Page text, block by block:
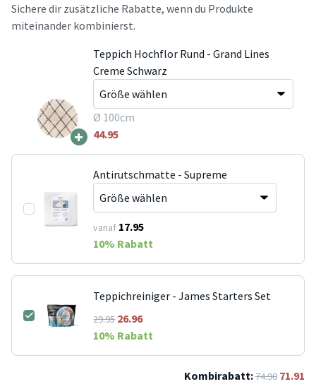
Sichere dir zusätzliche Rabatte, wenn du Produkte
miteinander kombinierst.
+
Teppich Hochflor Rund - Grand Lines
Creme Schwarz
Ø 100cm
44.95
Antirutschmatte - Supreme
vanaf 17.95
10% Rabatt
Teppichreiniger - James Starters Set
29.9526.96
10% Rabatt
Kombirabatt:74.90 71.91